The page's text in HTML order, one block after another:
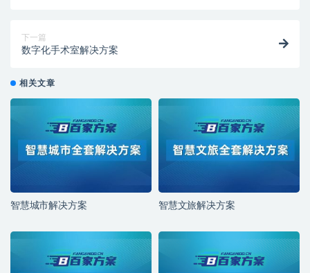
下一篇
数字化手术室解决方案
相关文章
智慧城市解决方案 智慧文旅解决方案